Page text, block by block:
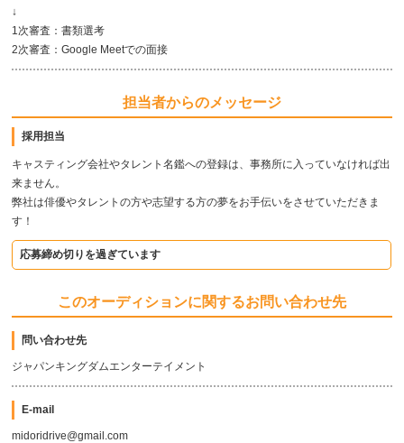
↓
1次審査：書類選考
2次審査：Google Meetでの面接
担当者からのメッセージ
採用担当
キャスティング会社やタレント名鑑への登録は、事務所に入っていなければ出
来ません。
弊社は俳優やタレントの方や志望する方の夢をお手伝いをさせていただきま
す！
応募締め切りを過ぎています
このオーディションに関するお問い合わせ先
問い合わせ先
ジャパンキングダムエンターテイメント
E-mail
midoridrive@gmail.com